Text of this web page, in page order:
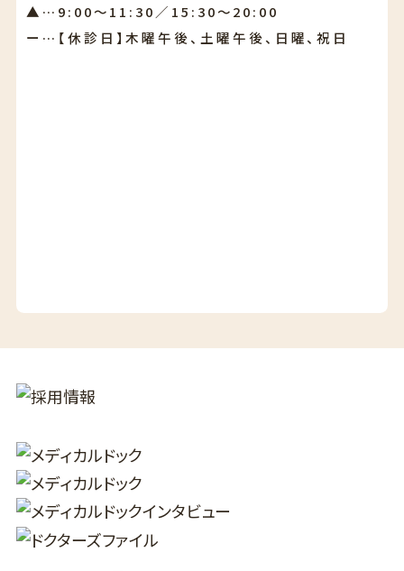
▲…9:00～11:30／15:30～20:00
ー…【休診日】木曜午後、土曜午後、日曜、祝日